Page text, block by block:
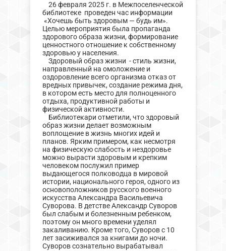
26 февраля 2025 г. в Межпоселенческой
библиотеке проведен час информации
«Хочешь быть здоровым — будь им».
Целью мероприятия была пропаганда
здорового образа жизни, формирование
ценностного отношение к собственному
здоровью у населения.
Здоровый образ жизни - стиль жизни,
направленный на омоложение и
оздоровление всего организма отказ от
вредных привычек, создание режима дня,
в котором есть место для полноценного
отдыха, продуктивной работы и
физической активности.
Библиотекари отметили, что здоровый
образ жизни делает возможным
воплощение в жизнь многих идей и
планов. Ярким примером, как несмотря
на физическую слабость и нездоровье
можно вырасти здоровым и крепким
человеком послужил пример
выдающегося полководца в мировой
истории, национального героя, одного из
основоположников русского военного
искусства Александра Васильевича
Суворова. В детстве Александр Суворов
был слабым и болезненным ребенком,
поэтому он много времени уделял
закаливанию. Кроме того, Суворов с 10
лет засиживался за книгами до ночи.
Суворов сознательно вырабатывал